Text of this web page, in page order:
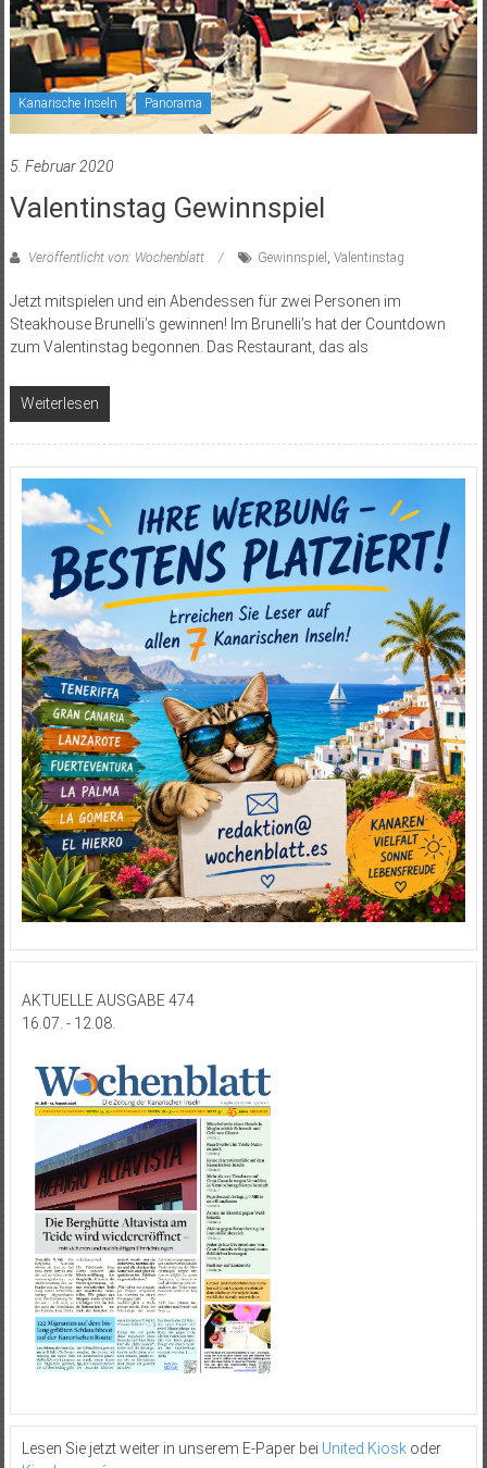
Kanarische Inseln Panorama
5. Februar 2020
Valentinstag Gewinnspiel
Veröffentlicht von: Wochenblatt Gewinnspiel , Valentinstag
Jetzt mitspielen und ein Abendessen für zwei Personen im
Steakhouse Brunelli’s gewinnen! Im Brunelli’s hat der Countdown
zum Valentinstag begonnen. Das Restaurant, das als
Weiterlesen
AKTUELLE AUSGABE 474
16.07. - 12.08.
Lesen Sie jetzt weiter in unserem E-Paper bei United Kioskoder